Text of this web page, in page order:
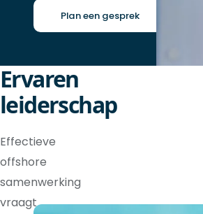
Plan een gesprek
Ervaren
leiderschap
Effectieve
offshore
samenwerking
vraagt